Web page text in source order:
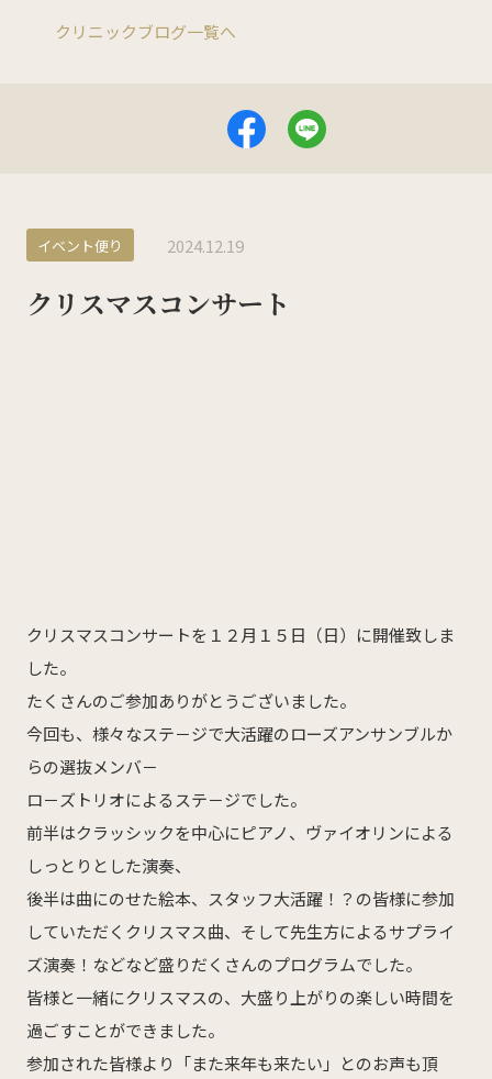
0532-66-5143
ホーム
産科・婦人科 小児科
オンライン診療
教室・イベント
クリニックブログ
インフォメーション
お知らせ
オフィシャルSNS
Facebook Instagram
クリニックブログ一覧へ
イベント便り 2024.12.19
クリスマスコンサート
クリスマスコンサートを１２月１５日（日）に開催致しま
した。
たくさんのご参加ありがとうございました。
今回も、様々なステ－ジで大活躍のローズアンサンブルか
らの選抜メンバ－
ロ－ズトリオによるステ－ジでした。
前半はクラッシックを中心にピアノ、ヴァイオリンによる
しっとりとした演奏、
後半は曲にのせた絵本、スタッフ大活躍！？の皆様に参加
していただくクリスマス曲、そして先生方によるサプライ
ズ演奏！などなど盛りだくさんのプログラムでした。
皆様と一緒にクリスマスの、大盛り上がりの楽しい時間を
過ごすことができました。
参加された皆様より「また来年も来たい」とのお声も頂